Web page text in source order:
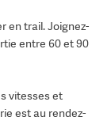
en trail. Joignez-
entre 60 et 90
vitesses et
est au rendez-